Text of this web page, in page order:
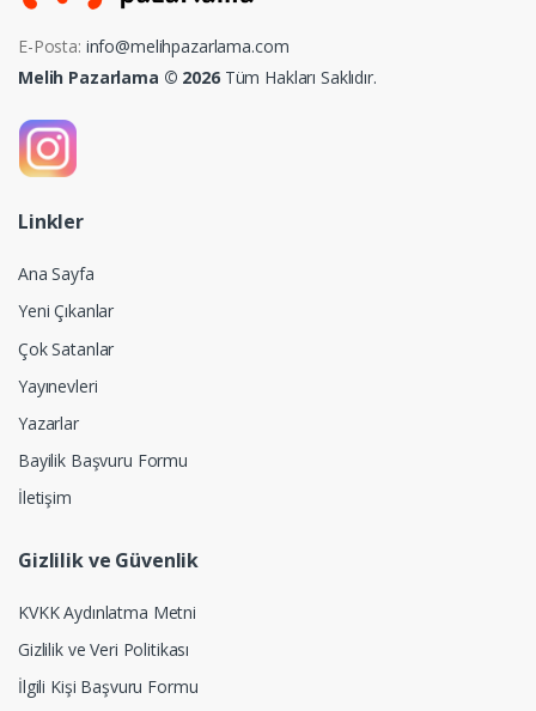
E-Posta: info@melihpazarlama.com
Melih Pazarlama © 2026Tüm Hakları Saklıdır.
Linkler
Ana Sayfa
Yeni Çıkanlar
Çok Satanlar
Yayınevleri
Yazarlar
Bayilik Başvuru Formu
İletişim
Gizlilik ve Güvenlik
KVKK Aydınlatma Metni
Gizlilik ve Veri Politikası
İlgili Kişi Başvuru Formu